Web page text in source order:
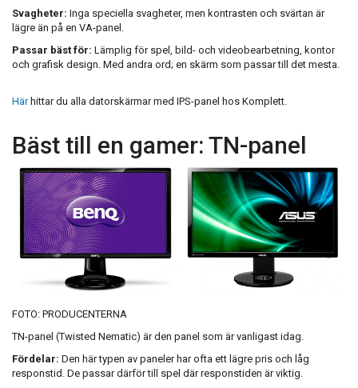
Svagheter: Inga speciella svagheter, men kontrasten och svärtan är
lägre än på en VA-panel.
Passar bäst för: Lämplig för spel, bild- och videobearbetning, kontor
och grafisk design. Med andra ord; en skärm som passar till det mesta.
Härhittar du alla datorskärmar med IPS-panel hos Komplett.
Bäst till en gamer: TN-panel
FOTO: PRODUCENTERNA
TN-panel (Twisted Nematic) är den panel som är vanligast idag.
Fördelar: Den här typen av paneler har ofta ett lägre pris och låg
responstid. De passar därför till spel där responstiden är viktig.